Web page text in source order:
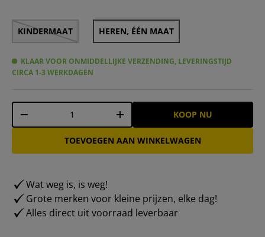
KINDERMAAT HEREN, ÉÉN MAAT
KLAAR VOOR ONMIDDELLIJKE VERZENDING, LEVERINGSTIJD
CIRCA 1-3 WERKDAGEN
Aantal
-
+ KOOP NU
TOEVOEGEN AAN WINKELWAGEN
Wat weg is, is weg!
Grote merken voor kleine prijzen, elke dag!
Alles direct uit voorraad leverbaar